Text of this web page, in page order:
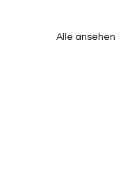
Alle ansehen